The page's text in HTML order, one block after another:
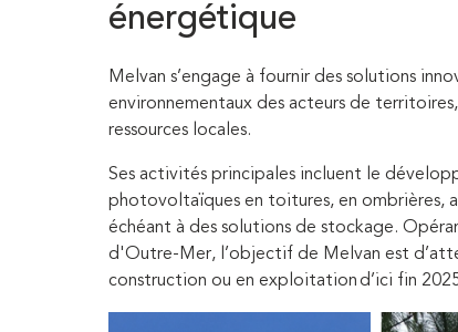
énergétique
Melvan s’engage à fournir des solutions
environnementaux des acteurs de
ressources locales.
Ses activités principales incluent le
photovoltaïques en toitures, en ombrières,
échéant à des solutions de stockage.
d'Outre-Mer, l’objectif de Melvan est
construction ou en exploitation d’ici fin